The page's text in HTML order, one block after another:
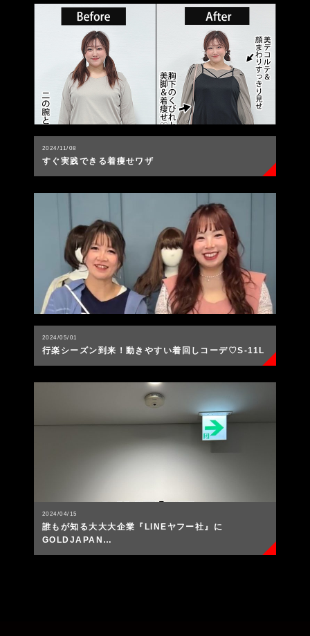
2024/11/08
すぐ実践できる着痩せワザ
2024/05/01
行楽シーズン到来！動きやすい着回しコーデ♡S-11L
2024/04/15
誰もが知る大大大企業『LINEヤフー社』に
GOLDJAPAN…